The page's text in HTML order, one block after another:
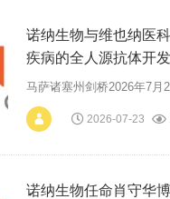
诺纳生物与维也纳医
疾病的全人源抗体开发
马萨诸塞州剑桥2026年7月
2026-07-23
诺纳生物任命肖守华